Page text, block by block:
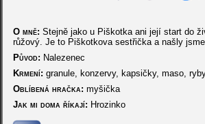
O mně: Stejně jako u Piškotka ani její start do
růžový. Je to Piškotkova sestřička a našly
Původ: Nalezenec
Krmení: granule, konzervy, kapsičky, maso,
Oblíbená hračka: myšička
Jak mi doma říkají: Hrozinko